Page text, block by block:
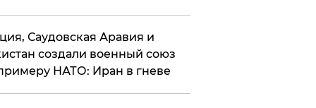
Саудовская Аравия и
создали военный союз
НАТО: Иран в гневе